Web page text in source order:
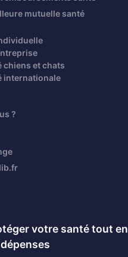
mutuelle santé
chiens et chats
internationale
?
votre santé tout en